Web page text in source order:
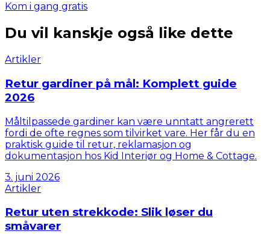
Kom i gang gratis
Du vil kanskje også like dette
Artikler
Retur gardiner på mål: Komplett guide
2026
Måltilpassede gardiner kan være unntatt angrerett
fordi de ofte regnes som tilvirket vare. Her får du en
praktisk guide til retur, reklamasjon og
dokumentasjon hos Kid Interiør og Home & Cottage.
3. juni 2026
Artikler
Retur uten strekkode: Slik løser du
småvarer